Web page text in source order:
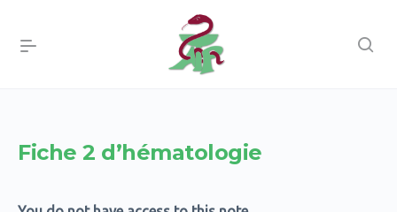
Fiche 2 d’hématologie